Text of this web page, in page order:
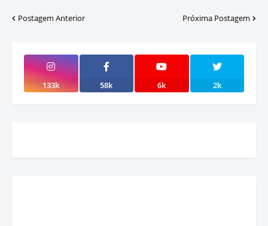
Postagem Anterior Próxima Postagem
133k 58k 6k 2k